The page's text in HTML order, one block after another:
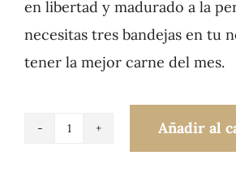
en libertad y madurado a la
necesitas tres bandejas en tu
tener la mejor carne del mes.
Añadir al